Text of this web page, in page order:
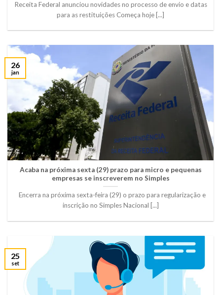
Receita Federal anunciou novidades no processo de envio e datas
para as restituições Começa hoje [...]
Acaba na próxima sexta (29) prazo para micro e pequenas
empresas se inscreverem no Simples
Encerra na próxima sexta-feira (29) o prazo para regularização e
inscrição no Simples Nacional [...]
26
jan
25
set